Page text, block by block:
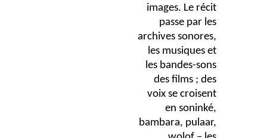
images. Le récit
passe par les
archives sonores,
les musiques et
les bandes-sons
des films ; des
voix se croisent
en soninké,
bambara, pulaar,